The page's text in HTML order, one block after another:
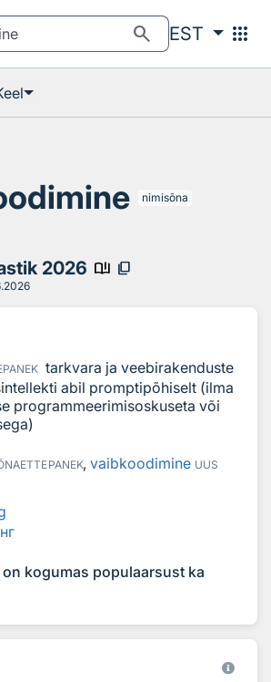
search EST apps
nimisõna
2026 book_ribbon content_copy
tarkvara ja veebirakenduste
abil promptipõhiselt (ilma
programmeerimisoskuseta või
, vaibkoodimine UUS
kogumas populaarsust ka